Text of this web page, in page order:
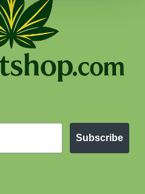
Subscribe